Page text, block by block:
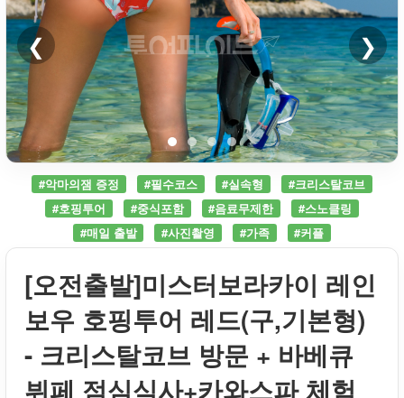
❮ ❯
#악마의잼 증정 #필수코스 #실속형
#크리스탈코브
#호핑투어
#중식포함 #음료무제한
#스노클링
#매일 출발
#사진촬영 #가족 #커플
[오전출발]미스터보라카이 레인
보우 호핑투어 레드(구,기본형)
- 크리스탈코브 방문 + 바베큐
뷔페 점심식사+카와스파 체험